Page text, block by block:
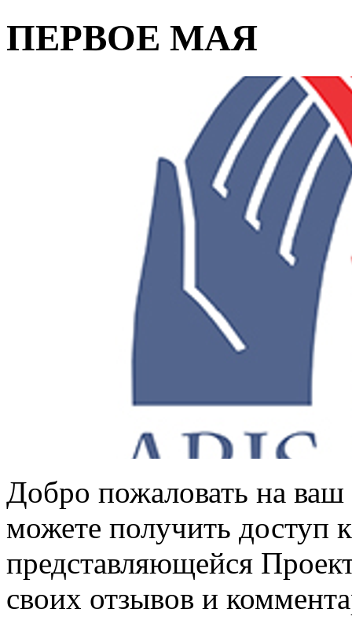
ПЕРВОЕ МАЯ
Добро пожаловать на
можете получить доступ
представляющейся
своих отзывов и